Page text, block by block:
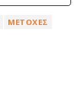
ΜΕΤΟΧΈΣ